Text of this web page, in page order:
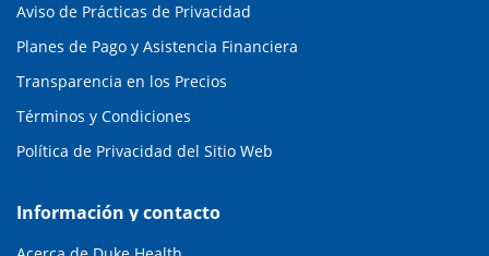
Aviso de Prácticas de Privacidad
Planes de Pago y Asistencia Financiera
Transparencia en los Precios
Términos y Condiciones
Política de Privacidad del Sitio Web
Información y contacto